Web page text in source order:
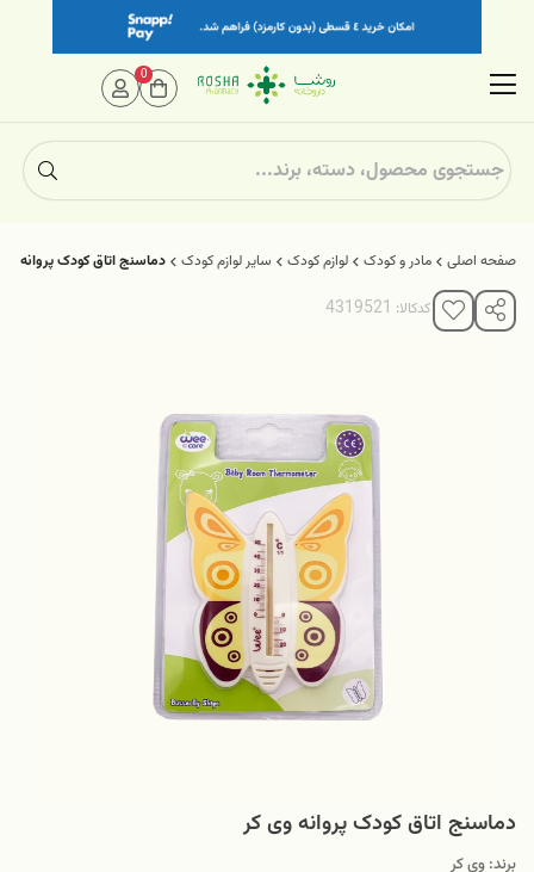
صفحه اصلی مادر و کودک لوازم کودک سایر لوازم کودک دماسنج اتاق کودک پروانه
کدکالا:
دماسنج اتاق کودک پروانه وی کر
برند: وی کر
0